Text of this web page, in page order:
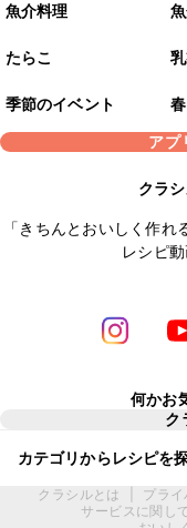
魚介料理
たらこ
季節のイベント
アプ
クラ
「きちんとおいしく作
レシピ
何かお
ク
カテゴリからレシピを
クラシルとは プラ
サービスに関し